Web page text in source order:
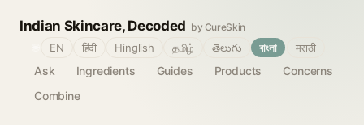
Indian Skincare, Decoded by CureSkin
Ask Ingredients Guides Products
Concerns
Combine
EN हिंदी Hinglish தமிழ் తెలుగు বাংলা मराठी